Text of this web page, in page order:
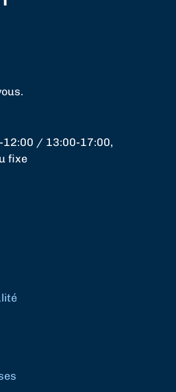
12:00 / 13:00-17:00,
fixe